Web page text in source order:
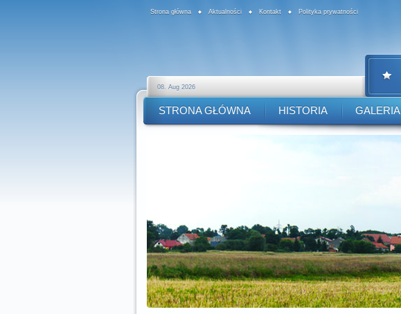
Strona główna Aktualności Kontakt Polityka prywatności
08. Aug 2026
STRONA GŁÓWNA HISTORIA GALERIA